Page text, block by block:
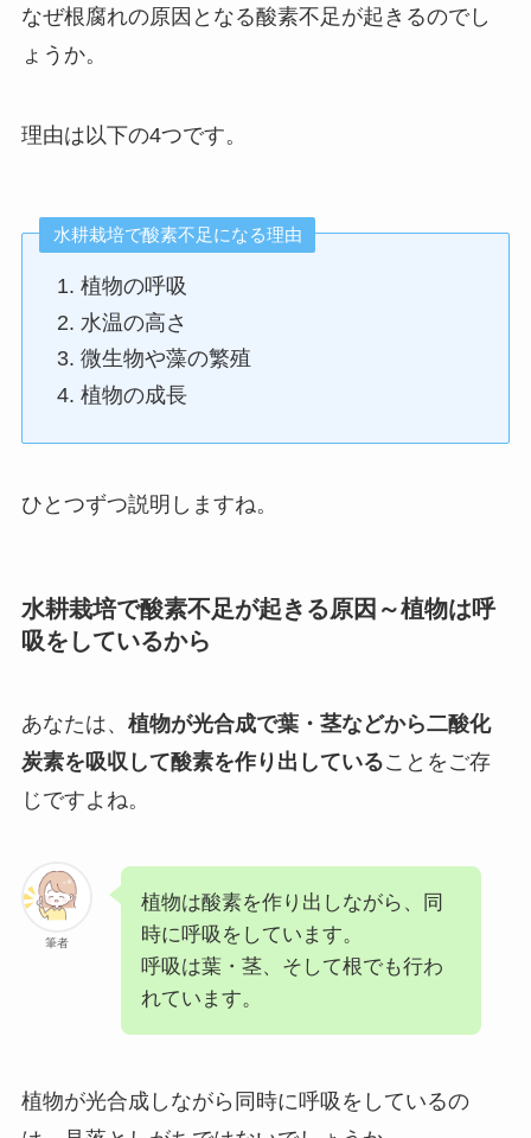
なぜ根腐れの原因となる酸素不足が起きるのでし
ょうか。
理由は以下の4つです。
水耕栽培で酸素不足になる理由
植物の呼吸
水温の高さ
微生物や藻の繁殖
植物の成長
ひとつずつ説明しますね。
水耕栽培で酸素不足が起きる原因～植物は呼
吸をしているから
あなたは、 植物が光合成で葉・茎などから二酸化
炭素を吸収して酸素を作り出していることをご存
じですよね。
筆者
植物は酸素を作り出しながら、同
時に呼吸をしています。
呼吸は葉・茎、そして根でも行わ
れています。
植物が光合成しながら同時に呼吸をしているの